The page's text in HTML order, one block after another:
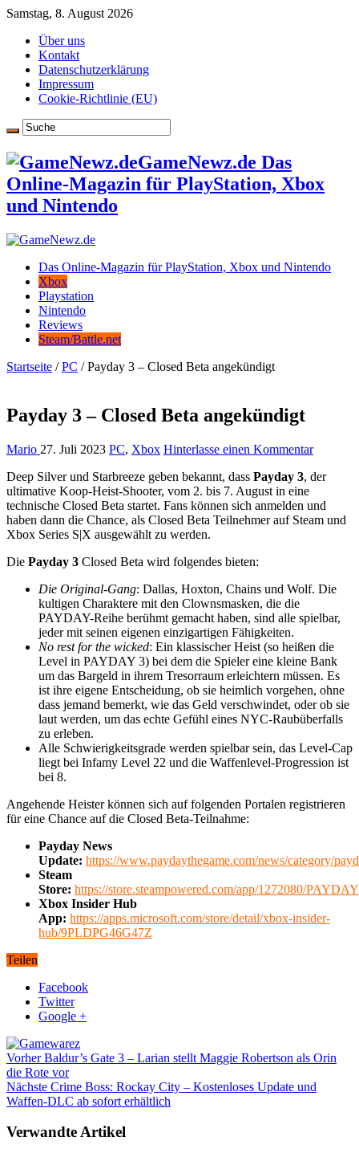
Samstag, 8. August 2026
Über uns
Kontakt
Datenschutzerklärung
Impressum
Cookie-Richtlinie (EU)
GameNewz.de Das
Online-Magazin für PlayStation, Xbox
und Nintendo
Das Online-Magazin für PlayStation, Xbox und Nintendo
Xbox
Playstation
Nintendo
Reviews
Steam/Battle.net
Startseite / PC / Payday 3 – Closed Beta angekündigt
Payday 3 – Closed Beta angekündigt
Mario 27. Juli 2023 PC, Xbox Hinterlasse einen Kommentar
Deep Silver und Starbreeze geben bekannt, dass Payday 3, der
ultimative Koop-Heist-Shooter, vom 2. bis 7. August in eine
technische Closed Beta startet. Fans können sich anmelden und
haben dann die Chance, als Closed Beta Teilnehmer auf Steam und
Xbox Series S|X ausgewählt zu werden.
Die Payday 3 Closed Beta wird folgendes bieten:
Die Original-Gang: Dallas, Hoxton, Chains und Wolf. Die
kultigen Charaktere mit den Clownsmasken, die die
PAYDAY-Reihe berühmt gemacht haben, sind alle spielbar,
jeder mit seinen eigenen einzigartigen Fähigkeiten.
No rest for the wicked: Ein klassischer Heist (so heißen die
Level in PAYDAY 3) bei dem die Spieler eine kleine Bank
um das Bargeld in ihrem Tresorraum erleichtern müssen. Es
ist ihre eigene Entscheidung, ob sie heimlich vorgehen, ohne
dass jemand bemerkt, wie das Geld verschwindet, oder ob sie
laut werden, um das echte Gefühl eines NYC-Raubüberfalls
zu erleben.
Alle Schwierigkeitsgrade werden spielbar sein, das Level-Cap
liegt bei Infamy Level 22 und die Waffenlevel-Progression ist
bei 8.
Angehende Heister können sich auf folgenden Portalen registrieren
für eine Chance auf die Closed Beta-Teilnahme:
Payday News
Update: https://www.paydaythegame.com/news/category/
Steam
Store: https://store.steampowered.com/app/1272080/
Xbox Insider Hub
App: https://apps.microsoft.com/store/detail/xbox-insider-
hub/9PLDPG46G47Z
Teilen
Facebook
Twitter
Google +
VorherBaldur’s Gate 3 – Larian stellt Maggie Robertson als Orin
die Rote vor
Nächste Crime Boss: Rockay City – Kostenloses Update und
Waffen-DLC ab sofort erhältlich
Verwandte Artikel